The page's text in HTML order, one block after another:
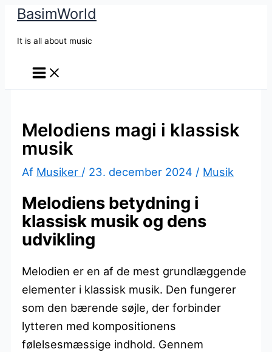
BasimWorld
It is all about music
Melodiens magi i klassisk
musik
Af Musiker / 23. december 2024 / Musik
Melodiens betydning i
klassisk musik og dens
udvikling
Melodien er en af de mest grundlæggende
elementer i klassisk musik. Den fungerer
som den bærende søjle, der forbinder
lytteren med kompositionens
følelsesmæssige indhold. Gennem